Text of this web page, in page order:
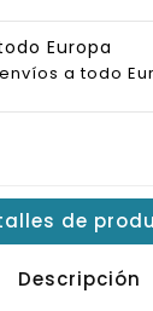
Europa
a todo
de
Descripción